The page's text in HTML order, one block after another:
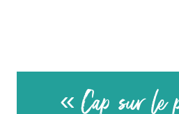
« Cap sur le